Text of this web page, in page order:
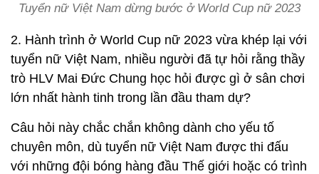
Tuyển nữ Việt Nam dừng bước ở World Cup nữ 2023
2. Hành trình ở World Cup nữ 2023 vừa khép lại với
tuyển nữ Việt Nam, nhiều người đã tự hỏi rằng thầy
trò HLV Mai Đức Chung học hỏi được gì ở sân chơi
lớn nhất hành tinh trong lần đầu tham dự?
Câu hỏi này chắc chắn không dành cho yếu tố
chuyên môn, dù tuyển nữ Việt Nam được thi đấu
với những đội bóng hàng đầu Thế giới hoặc có trình